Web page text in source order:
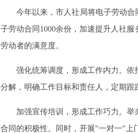
今年以来，市人社局将电子劳动
子劳动合同1000余份，加速提升人社
劳动者的满意度。
强化统筹调度，形成工作内力。
分解，明确工作目标和责任人，定期跟
加强宣传培训，形成工作巧力。
合同的积极性。同时，开展"一对一"上